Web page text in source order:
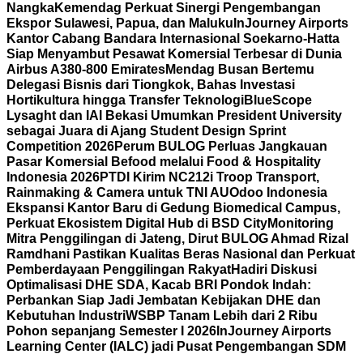
NangkaKemendag Perkuat Sinergi Pengembangan
Ekspor Sulawesi, Papua, dan Maluku InJourney Airports
Kantor Cabang Bandara Internasional Soekarno-Hatta
Siap Menyambut Pesawat Komersial Terbesar di Dunia
Airbus A380-800 EmiratesMendag Busan Bertemu
Delegasi Bisnis dari Tiongkok, Bahas Investasi
Hortikultura hingga Transfer TeknologiBlueScope
Lysaght dan IAI Bekasi Umumkan President University
sebagai Juara di Ajang Student Design Sprint
Competition 2026Perum BULOG Perluas Jangkauan
Pasar Komersial Befood melalui Food & Hospitality
Indonesia 2026PTDI Kirim NC212i Troop Transport,
Rainmaking & Camera untuk TNI AUOdoo Indonesia
Ekspansi Kantor Baru di Gedung Biomedical Campus,
Perkuat Ekosistem Digital Hub di BSD CityMonitoring
Mitra Penggilingan di Jateng, Dirut BULOG Ahmad Rizal
Ramdhani Pastikan Kualitas Beras Nasional dan Perkuat
Pemberdayaan Penggilingan RakyatHadiri Diskusi
Optimalisasi DHE SDA, Kacab BRI Pondok Indah:
Perbankan Siap Jadi Jembatan Kebijakan DHE dan
Kebutuhan IndustriWSBP Tanam Lebih dari 2 Ribu
Pohon sepanjang Semester I 2026 InJourney Airports
Learning Center (IALC) jadi Pusat Pengembangan SDM